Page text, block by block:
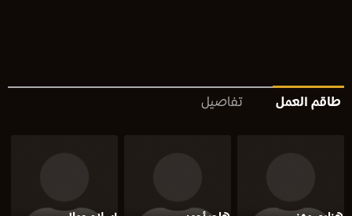
طاقم العمل تفاصيل